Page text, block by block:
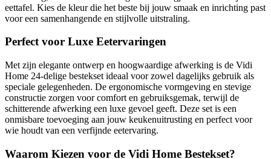
eettafel. Kies de kleur die het beste bij jouw smaak en inrichting past
voor een samenhangende en stijlvolle uitstraling.
Perfect voor Luxe Eetervaringen
Met zijn elegante ontwerp en hoogwaardige afwerking is de Vidi
Home 24-delige bestekset ideaal voor zowel dagelijks gebruik als
speciale gelegenheden. De ergonomische vormgeving en stevige
constructie zorgen voor comfort en gebruiksgemak, terwijl de
schitterende afwerking een luxe gevoel geeft. Deze set is een
onmisbare toevoeging aan jouw keukenuitrusting en perfect voor
wie houdt van een verfijnde eetervaring.
Waarom Kiezen voor de Vidi Home Bestekset?